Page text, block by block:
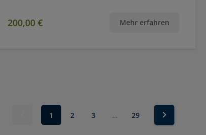
200,00 € Mehr erfahren
1 2 3 … 29